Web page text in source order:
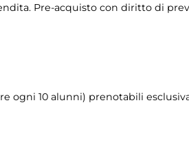
Pre-acquisto con diritto di
ogni 10 alunni) prenotabili